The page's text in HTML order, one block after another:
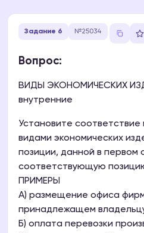
Задание 6 №25034
Вопрос:
ВИДЫ ЭКОНОМИЧЕСКИХ
внутренние
Установите
видами экономических
позиции, данной в первом
соответствующую
ПРИМЕРЫ
A) размещение офиса
принадлежащем
Б) оплата перевозки